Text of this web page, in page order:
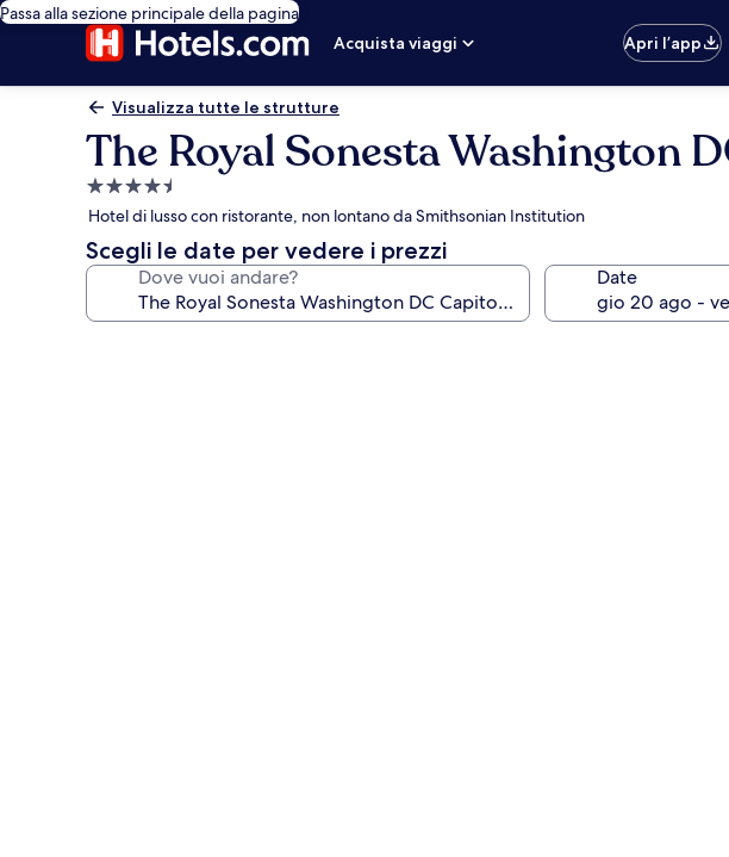
Passa alla sezione principale della pagina
Acquista viaggi
Apri l’app
Visualizza tutte le strutture
The Royal Sonesta Washington
Struttura
a
4.5
stelle
Hotel di lusso con ristorante, non lontano da Smithsonian Institution
Scegli le date per vedere i prezzi
Dove vuoi andare? Date